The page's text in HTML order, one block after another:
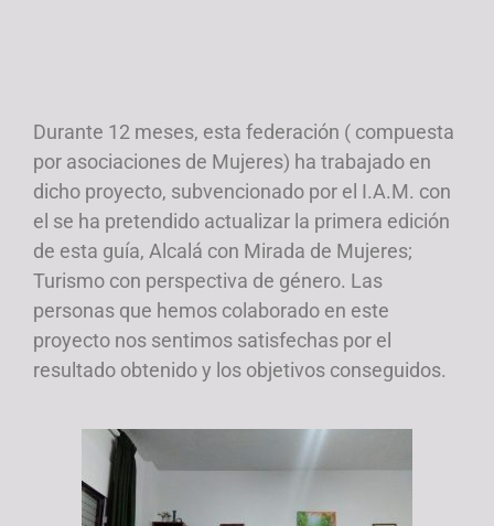
Durante 12 meses, esta federación ( compuesta
por asociaciones de Mujeres) ha trabajado en
dicho proyecto, subvencionado por el I.A.M. con
el se ha pretendido actualizar la primera edición
de esta guía, Alcalá con Mirada de Mujeres;
Turismo con perspectiva de género. Las
personas que hemos colaborado en este
proyecto nos sentimos satisfechas por el
resultado obtenido y los objetivos conseguidos.